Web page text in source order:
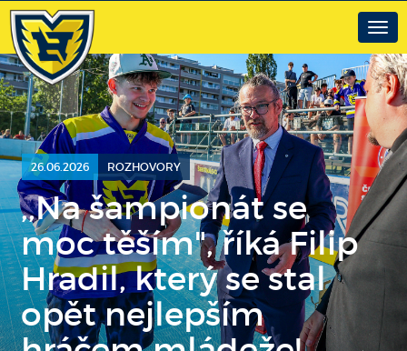
26.06.2026 ROZHOVORY
,,Na šampionát se
moc těším", říká Filip
Hradil, který se stal
opět nejlepším